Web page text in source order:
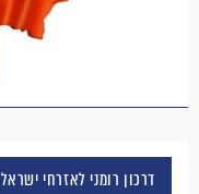
דרכון רומני לאזרחי ישראל